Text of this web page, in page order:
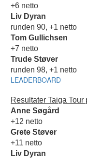
+6 netto
Liv Dyran
runden 90, +1 netto
Tom Gullichsen T9
+7 netto
Trude Støver
runden 98, +1 netto
LEADERBOARD
Resultater Taiga
Anne Søgård
T16 i
+12 netto
Grete Støver
T21 i
+11 netto
Liv Dyran
T17